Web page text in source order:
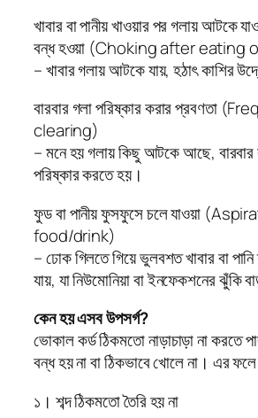
খাবার বা পানীয় খাওয়ার পর গলায় আটকে
বন্ধ হওয়া (Choking after eating
– খাবার গলায় আটকে যায়, হঠাৎ কাশির
বারবার গলা পরিষ্কার করার প্রবণতা
clearing)
– মনে হয় গলায় কিছু আটকে আছে, বারবার
পরিষ্কার করতে হয়।
ফুড বা পানীয় ফুসফুসে চলে যাওয়া
food/drink)
– ঢোক গিলতে গিয়ে ভুলবশত খাবার বা পানি
যায়, যা নিউমোনিয়া বা ইনফেকশনের ঝুঁকি
কেন হয় এসব উপসর্গ?
ভোকাল কর্ড ঠিকমতো নাড়াচাড়া না করতে
বন্ধ হয় না বা ঠিকভাবে খোলে না। এর
১। শব্দ ঠিকমতো তৈরি হয় না